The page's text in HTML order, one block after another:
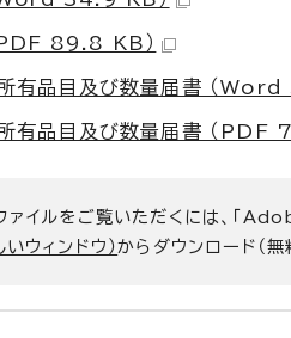
PDF 89.8 KB）
有品目及び数量届書 （
有品目及び数量届書 （PDF
ァイルをご覧いただくには、「
いウィンドウ）からダウンロード（無